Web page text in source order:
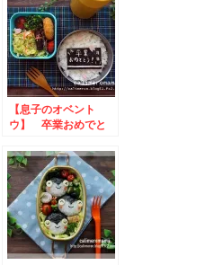
【息子のオベント
ウ】 卒業おめでと